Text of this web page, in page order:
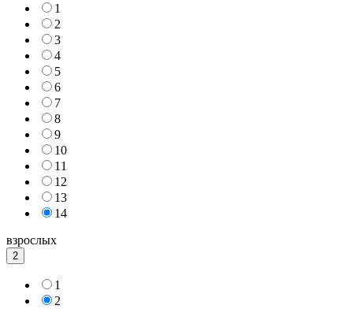
1
2
3
4
5
6
7
8
9
10
11
12
13
14
взрослых
2
1
2